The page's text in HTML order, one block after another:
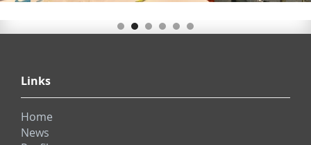
Links
Home
News